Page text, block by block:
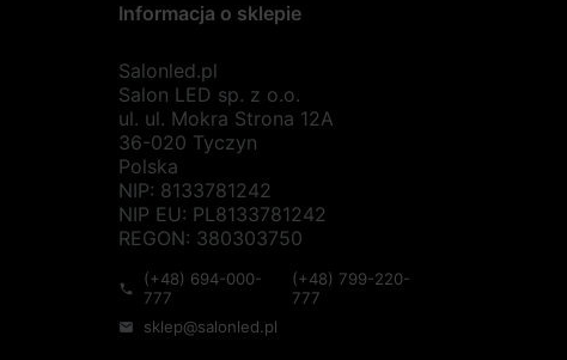
Informacja o sklepie
Salonled.pl
Salon LED sp. z o.o.
ul. ul. Mokra Strona 12A
36-020 Tyczyn
Polska
NIP: 8133781242
NIP EU: PL8133781242
REGON: 380303750
phone
(+48) 694-000-
777
(+48) 799-220-
777
mail sklep@salonled.pl